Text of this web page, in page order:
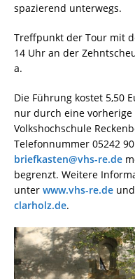
spazierend unterwegs.
Treffpunkt der Tour mit
14 Uhr an der
a.
Die Führung kostet 5,50
nur durch eine
Volkshochschule
Telefonnummer 05242
briefkasten@vhs-re.de
begrenzt. Weitere
unter www.vhs-re.de und
clarholz.de.